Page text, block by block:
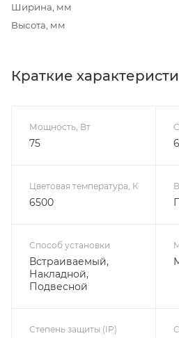
Ширина, мм
Высота, мм
Краткие
Мощность, Вт
75
Цветовая температура, К
6500
Способ установки
Встраиваемый,
Накладной,
Подвесной
Степень защиты (IP)